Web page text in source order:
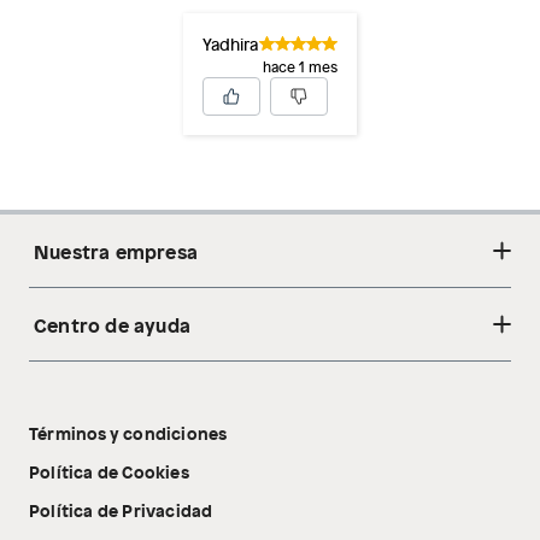
Yadhira
hace 1 mes
Nuestra empresa
Acerca de nosotros
Tecnología Pillow Walk
Centro de ayuda
Libro de reclamaciones
Términos y condiciones
Política de Cookies
Política de Privacidad